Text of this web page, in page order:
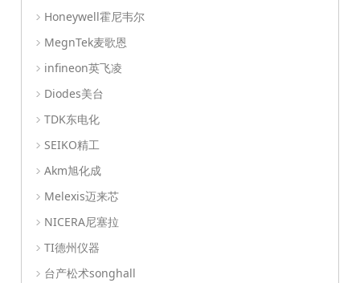
Honeywell霍尼韦尔
MegnTek麦歌恩
infineon英飞凌
Diodes美台
TDK东电化
SEIKO精工
Akm旭化成
Melexis迈来芯
NICERA尼塞拉
TI德州仪器
台产松术songhall